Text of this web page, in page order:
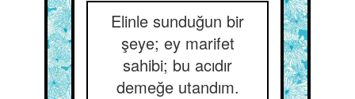
Elinle sunduğun bir
şeye; ey marifet
sahibi; bu acıdır
demeğe utandım.